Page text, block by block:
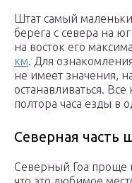
Штат самый
берега с севера на
на восток его
км. Для
не имеет значения,
останавливаться.
полтора часа езды в
Северная часть
Северный Гоа проще